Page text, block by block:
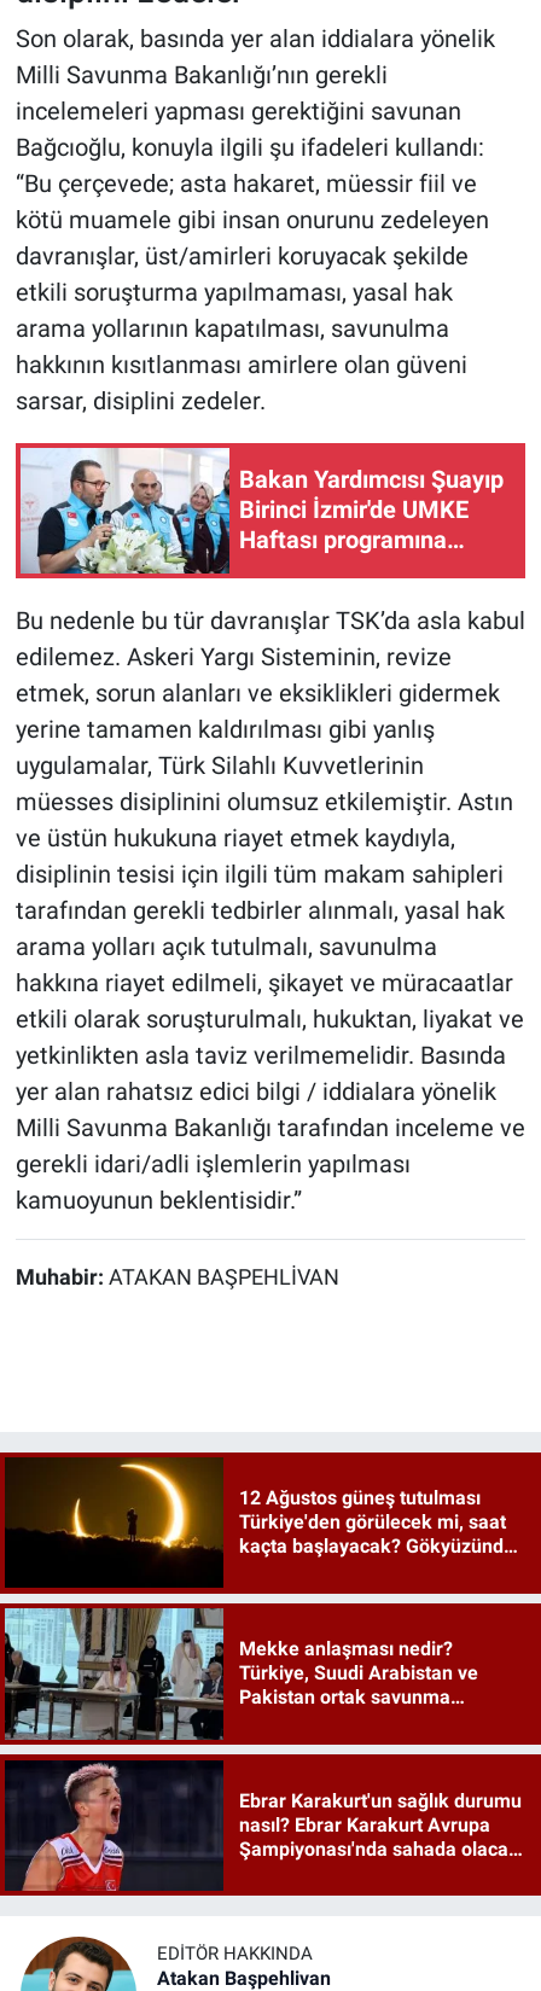
Son olarak, basında yer alan iddialara yönelik
Milli Savunma Bakanlığı’nın gerekli
incelemeleri yapması gerektiğini savunan
Bağcıoğlu, konuyla ilgili şu ifadeleri kullandı:
“Bu çerçevede; asta hakaret, müessir fiil ve
kötü muamele gibi insan onurunu zedeleyen
davranışlar, üst/amirleri koruyacak şekilde
etkili soruşturma yapılmaması, yasal hak
arama yollarının kapatılması, savunulma
hakkının kısıtlanması amirlere olan güveni
sarsar, disiplini zedeler.
Bakan Yardımcısı Şuayıp
Birinci İzmir'de UMKE
Haftası programına
Bu nedenle bu tür davranışlar TSK’da asla kabul
edilemez. Askeri Yargı Sisteminin, revize
etmek, sorun alanları ve eksiklikleri gidermek
yerine tamamen kaldırılması gibi yanlış
uygulamalar, Türk Silahlı Kuvvetlerinin
müesses disiplinini olumsuz etkilemiştir. Astın
ve üstün hukukuna riayet etmek kaydıyla,
disiplinin tesisi için ilgili tüm makam sahipleri
tarafından gerekli tedbirler alınmalı, yasal hak
arama yolları açık tutulmalı, savunulma
hakkına riayet edilmeli, şikayet ve müracaatlar
etkili olarak soruşturulmalı, hukuktan, liyakat ve
yetkinlikten asla taviz verilmemelidir. Basında
yer alan rahatsız edici bilgi / iddialara yönelik
Milli Savunma Bakanlığı tarafından inceleme ve
gerekli idari/adli işlemlerin yapılması
kamuoyunun beklentisidir.”
Muhabir: ATAKAN BAŞPEHLİVAN
12 Ağustos güneş tutulması
Türkiye'den görülecek mi, saat
kaçta başlayacak? Gökyüzünde
Mekke anlaşması nedir?
Türkiye, Suudi Arabistan ve
Pakistan ortak savunma
Ebrar Karakurt'un sağlık durumu
nasıl? Ebrar Karakurt Avrupa
Şampiyonası'nda sahada olacak
EDITÖR HAKKINDA
Atakan Başpehlivan